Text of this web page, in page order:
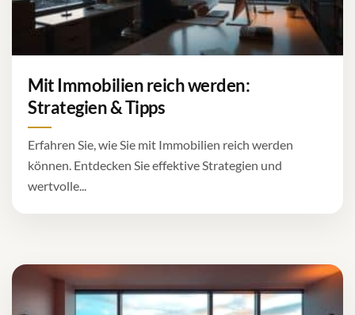
Mit Immobilien reich werden:
Strategien & Tipps
Erfahren Sie, wie Sie mit Immobilien reich werden
können. Entdecken Sie effektive Strategien und
wertvolle...